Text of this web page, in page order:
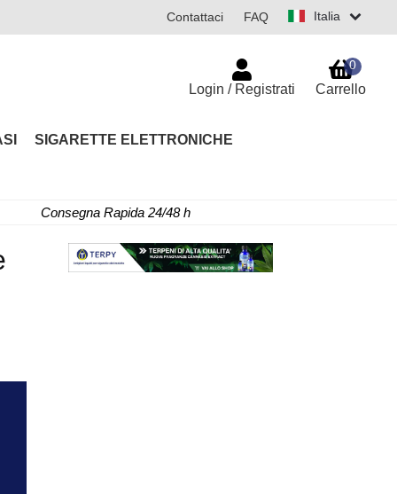
Italia
Contattaci FAQ
SIGARETTE ELETTRONICHE
Login / Registrati Carrello
0
Consegna Rapida 24/48 h